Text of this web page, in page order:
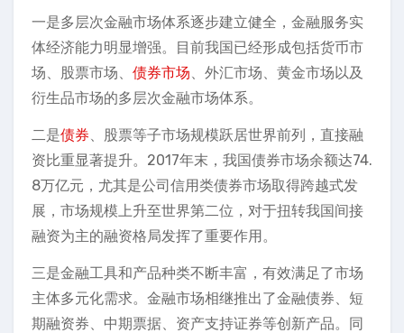
一是多层次金融市场体系逐步建立健全，金融服务实
体经济能力明显增强。目前我国已经形成包括货币市
场、股票市场、 债券市场、外汇市场、黄金市场以及
衍生品市场的多层次金融市场体系。
二是债券、股票等子市场规模跃居世界前列，直接融
资比重显著提升。2017年末，我国债券市场余额达74.
8万亿元，尤其是公司信用类债券市场取得跨越式发
展，市场规模上升至世界第二位，对于扭转我国间接
融资为主的融资格局发挥了重要作用。
三是金融工具和产品种类不断丰富，有效满足了市场
主体多元化需求。金融市场相继推出了金融债券、短
期融资券、中期票据、资产支持证券等创新产品。同